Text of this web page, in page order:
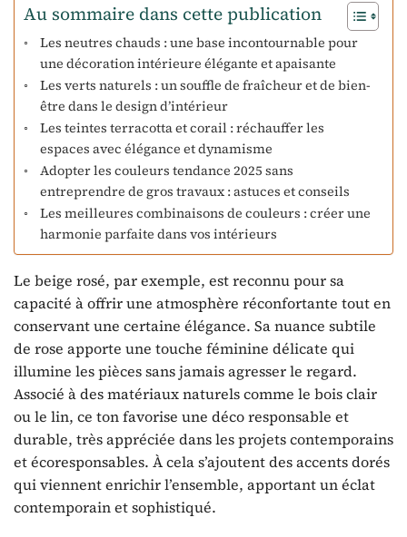
Au sommaire dans cette publication
Les neutres chauds : une base incontournable pour
une décoration intérieure élégante et apaisante
Les verts naturels : un souffle de fraîcheur et de bien-
être dans le design d’intérieur
Les teintes terracotta et corail : réchauffer les
espaces avec élégance et dynamisme
Adopter les couleurs tendance 2025 sans
entreprendre de gros travaux : astuces et conseils
Les meilleures combinaisons de couleurs : créer une
harmonie parfaite dans vos intérieurs
Le beige rosé, par exemple, est reconnu pour sa
capacité à offrir une atmosphère réconfortante tout en
conservant une certaine élégance. Sa nuance subtile
de rose apporte une touche féminine délicate qui
illumine les pièces sans jamais agresser le regard.
Associé à des matériaux naturels comme le bois clair
ou le lin, ce ton favorise une déco responsable et
durable, très appréciée dans les projets contemporains
et écoresponsables. À cela s’ajoutent des accents dorés
qui viennent enrichir l’ensemble, apportant un éclat
contemporain et sophistiqué.